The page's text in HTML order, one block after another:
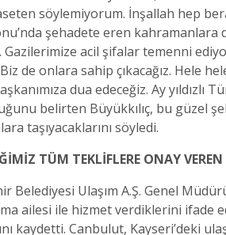
söylemiyorum. İnşallah hep
şehadete eren kahramanlara
acil şifalar temenni
de onlara sahip çıkacağız. Hele
dua edeceğiz. Ay yıldızlı
belirten Büyükkılıç, bu güzel
taşıyacaklarını söyledi.
TÜM TEKLİFLERE ONAY
Belediyesi Ulaşım A.Ş. Genel
ailesi ile hizmet verdiklerini ifade
kaydetti. Canbulut, Kayseri’deki